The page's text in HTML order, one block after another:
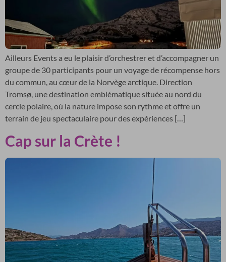
Ailleurs Events a eu le plaisir d’orchestrer et d’accompagner un
groupe de 30 participants pour un voyage de récompense hors
du commun, au cœur de la Norvège arctique. Direction
Tromsø, une destination emblématique située au nord du
cercle polaire, où la nature impose son rythme et offre un
terrain de jeu spectaculaire pour des expériences […]
Cap sur la Crète !